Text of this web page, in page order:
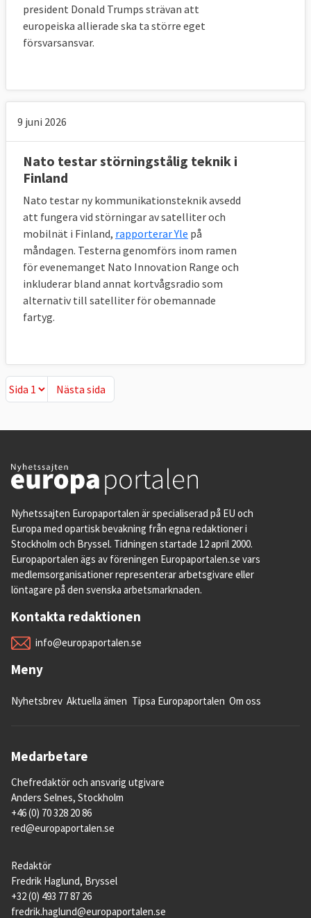
president Donald Trumps strävan att
europeiska allierade ska ta större eget
försvarsansvar.
9 juni 2026
Nato testar störningstålig teknik i
Finland
Nato testar ny kommunikationsteknik avsedd
att fungera vid störningar av satelliter och
mobilnät i Finland, rapporterar Yle på
måndagen. Testerna genomförs inom ramen
för evenemanget Nato Innovation Range och
inkluderar bland annat kortvågsradio som
alternativ till satelliter för obemannade
fartyg.
Nästa sida
Nästa sida
Nyhetssajten Europaportalen är specialiserad på EU och
Europa med opartisk bevakning från egna redaktioner i
Stockholm och Bryssel. Tidningen startade 12 april 2000.
Europaportalen ägs av föreningen Europaportalen.se vars
medlemsorganisationer representerar arbetsgivare eller
löntagare på den svenska arbetsmarknaden.
Kontakta redaktionen
info@europaportalen.se
Meny
Nyhetsbrev Aktuella ämen Tipsa Europaportalen Om oss
Medarbetare
Chefredaktör och ansvarig utgivare
Anders Selnes, Stockholm
+46 (0) 70 328 20 86
red@europaportalen.se
Redaktör
Fredrik Haglund, Bryssel
+32 (0) 493 77 87 26
fredrik.haglund@europaportalen.se